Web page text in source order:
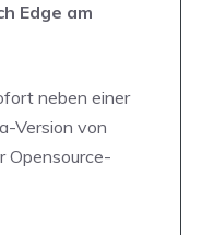
Edge am
neben einer
Version von
Opensource-